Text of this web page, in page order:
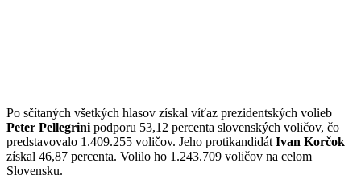
Po sčítaných všetkých hlasov získal víťaz prezidentských volieb
Peter Pellegrini podporu 53,12 percenta slovenských voličov, čo
predstavovalo 1.409.255 voličov. Jeho protikandidát Ivan Korčok
získal 46,87 percenta. Volilo ho 1.243.709 voličov na celom
Slovensku.